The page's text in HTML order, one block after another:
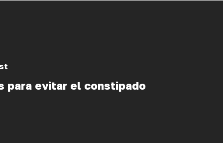
para evitar el constipado